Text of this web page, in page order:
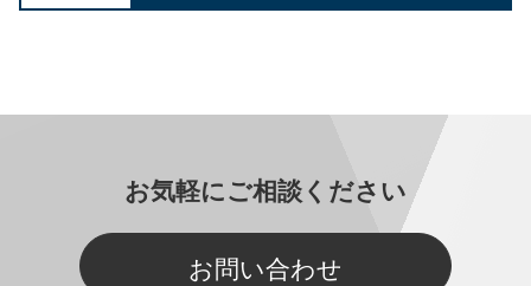
お気軽にご相談ください
お問い合わせ